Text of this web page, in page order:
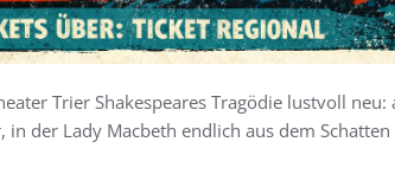
Trier Shakespeares Tragödie lustvoll neu:
in der Lady Macbeth endlich aus dem